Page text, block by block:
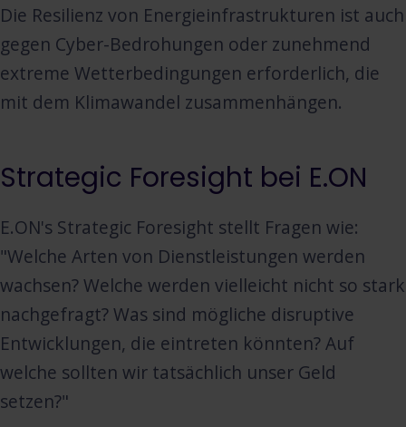
Die Resilienz von Energieinfrastrukturen ist auch
gegen Cyber-Bedrohungen oder zunehmend
extreme Wetterbedingungen erforderlich, die
mit dem Klimawandel zusammenhängen.
Strategic Foresight bei E.ON
E.ON's Strategic Foresight stellt Fragen wie:
"Welche Arten von Dienstleistungen werden
wachsen? Welche werden vielleicht nicht so stark
nachgefragt? Was sind mögliche disruptive
Entwicklungen, die eintreten könnten? Auf
welche sollten wir tatsächlich unser Geld
setzen?"